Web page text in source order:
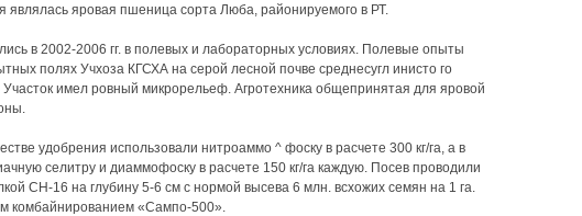
являлась яровая пшеница сорта Люба, районируемого в РТ.
в 2002-2006 гг. в полевых и лабораторных условиях. Полевые опыты
полях Учхоза КГСХА на серой лесной почве среднесугл инисто го
Участок имел ровный микрорельеф. Агротехника общепринятая для яровой
удобрения использовали нитроаммо ^ фоску в расчете 300 кг/га, а в
селитру и диаммофоску в расчете 150 кг/га каждую. Посев проводили
СН-16 на глубину 5-6 см с нормой высева 6 млн. всхожих семян на 1 га.
комбайнированием «Сампо-500».